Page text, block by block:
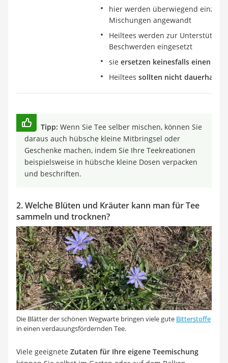
hier werden überwiegend
Mischungen angewandt
Heiltees werden zur
Beschwerden eingesetzt
sie ersetzen keinesfalls einen
Heiltees sollten nicht dauerhaft
Tipp: Wenn Sie Tee selber mischen, können Sie
daraus auch hübsche kleine Mitbringsel oder
Geschenke machen, indem Sie Ihre Teekreationen
beispielsweise in hübsche kleine Dosen verpacken
und beschriften.
2. Welche Blüten und Kräuter kann man für Tee
sammeln und trocknen?
Die Blätter der schönen Wegwarte bringen viele gute Bitterstoffe
in einen verdauungsfördernden Tee.
Viele geeignete Zutaten für Ihre eigene Teemischung